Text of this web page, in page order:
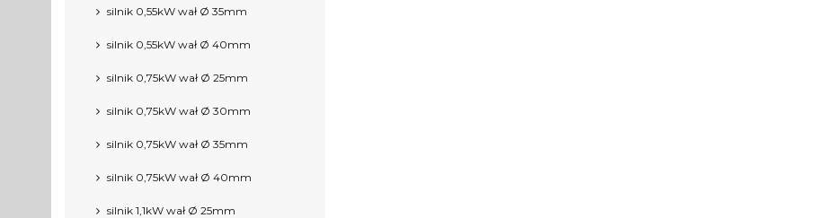
silnik 0,55kW wał Ø 35mm
silnik 0,55kW wał Ø 40mm
silnik 0,75kW wał Ø 25mm
silnik 0,75kW wał Ø 30mm
silnik 0,75kW wał Ø 35mm
silnik 0,75kW wał Ø 40mm
silnik 1,1kW wał Ø 25mm